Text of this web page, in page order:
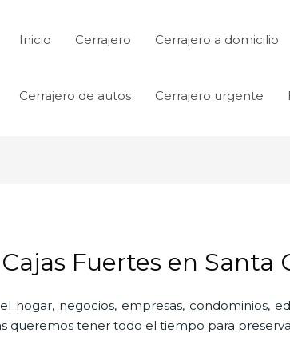
Inicio Cerrajero Cerrajero a domicilio
Cerrajero de autos Cerrajero urgente
Fuertes en Santa
hogar, negocios, empresas, condominios,
queremos tener todo el tiempo para